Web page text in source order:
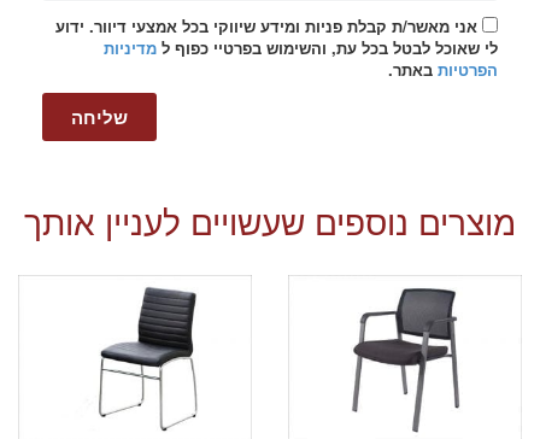
אני מאשר/ת קבלת פניות ומידע שיווקי בכל אמצעי דיוור. ידוע
לי שאוכל לבטל בכל עת, והשימוש בפרטיי כפוף ל מדיניות
הפרטיות באתר.
שליחה
מוצרים נוספים שעשויים לעניין אותך